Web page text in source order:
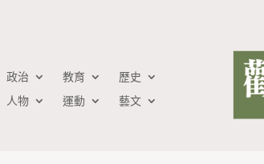
政治 教育
歷史
人物 運動 藝文